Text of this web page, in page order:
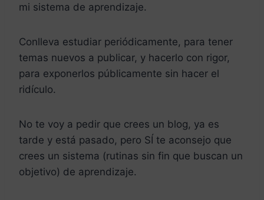
mi sistema de aprendizaje.
Conlleva estudiar periódicamente, para tener
temas nuevos a publicar, y hacerlo con rigor,
para exponerlos públicamente sin hacer el
ridículo.
No te voy a pedir que crees un blog, ya es
tarde y está pasado, pero SÍ te aconsejo que
crees un sistema (rutinas sin fin que buscan un
objetivo) de aprendizaje.